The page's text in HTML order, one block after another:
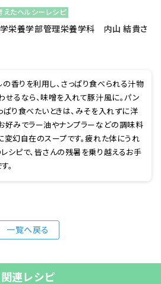
えたヘルシーレシピ
栄養学部管理栄養学科 内山 結貴さ
香りを利用し、さっぱり食べられる汁物
せるなら、味噌を入れて豚汁風に。パン
ぱり食べたいときは、みそを入れずに洋
好みでラー油やナンプラーなどの調味料
変幻自在のスープです。疲れた体にうれ
シピで、皆さんの残暑を乗り越えるお手
。
一覧へ戻る
関連レシピ